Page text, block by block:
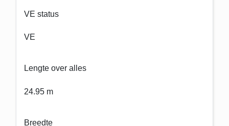
VE status
VE
Lengte over alles
24.95 m
Breedte